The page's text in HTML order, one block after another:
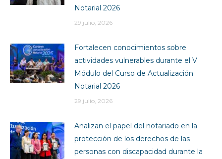
Notarial 2026
29 julio, 2026
Fortalecen conocimientos sobre
actividades vulnerables durante el V
Módulo del Curso de Actualización
Notarial 2026
29 julio, 2026
Analizan el papel del notariado en la
protección de los derechos de las
personas con discapacidad durante la